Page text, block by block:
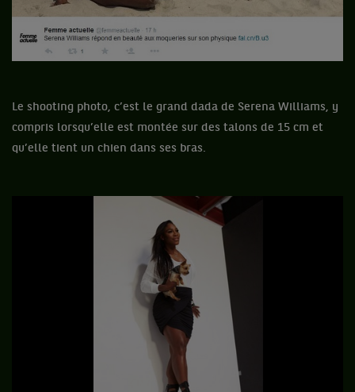
Le shooting photo, c’est le grand dada de Serena Williams, y
compris lorsqu’elle est montée sur des talons de 15 cm et
qu’elle tient un chien dans ses bras.